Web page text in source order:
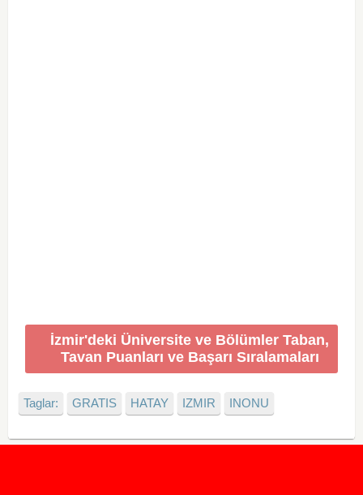
İzmir'deki Üniversite ve Bölümler Taban,
Tavan Puanları ve Başarı Sıralamaları
Taglar: GRATIS HATAY IZMIR INONU